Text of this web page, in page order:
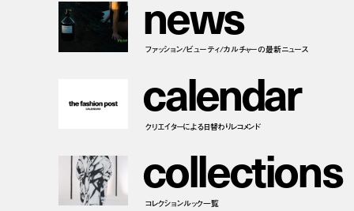
news
ファッション/ビューティ/カルチャーの最新ニュース
calendar
クリエイターによる日替わりレコメンド
collections
コレクションルック一覧